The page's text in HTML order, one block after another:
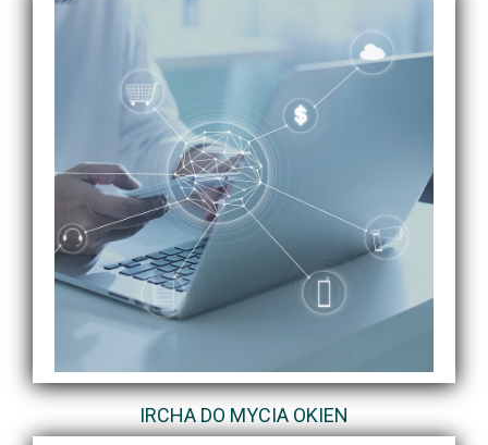
IRCHA DO MYCIA OKIEN